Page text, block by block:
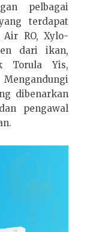
pelbagai
terdapat
Air RO, Xylo-
dari ikan,
Torula Yis,
dibenarkan
pengawal